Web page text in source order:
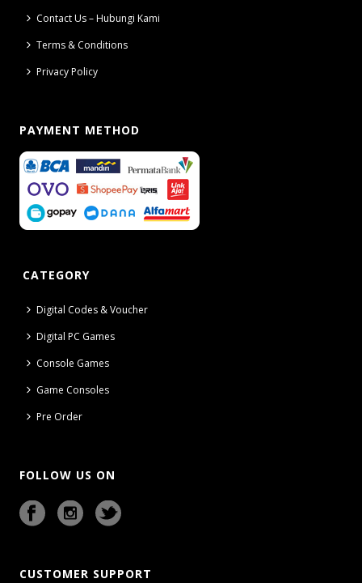
Contact Us – Hubungi Kami
Terms & Conditions
Privacy Policy
PAYMENT METHOD
CATEGORY
Digital Codes & Voucher
Digital PC Games
Console Games
Game Consoles
Pre Order
FOLLOW US ON
CUSTOMER SUPPORT